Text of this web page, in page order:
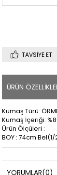
TAVSIYE ET
ÜRÜN
Kumaş Türü:
Kumaş İçeriği:
Ürün Ölçüleri :
BOY : 74cm
YORUMLAR(0)